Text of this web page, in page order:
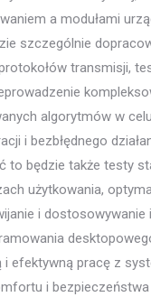
a modułami
szczególnie
transmisji,
algorytmów w
i bezbłędnego
to będzie także testy
użytkowania,
i dostosowywanie
i efektywną pracę z
i bezpieczeństwa